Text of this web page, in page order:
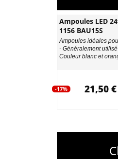
Ampoules LED
1156 BAU15S
Ampoules idéales
- Généralement
Couleur blanc et
-17% 21,50 €